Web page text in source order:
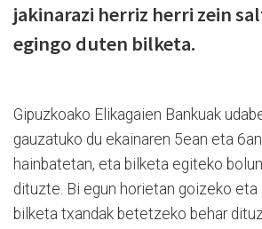
jakinarazi herriz herri zein
egingo duten bilketa.
Gipuzkoako Elikagaien Bankuak
gauzatuko du ekainaren 5ean eta
hainbatetan, eta bilketa egiteko
dituzte. Bi egun horietan goizeko eta
bilketa txandak betetzeko behar